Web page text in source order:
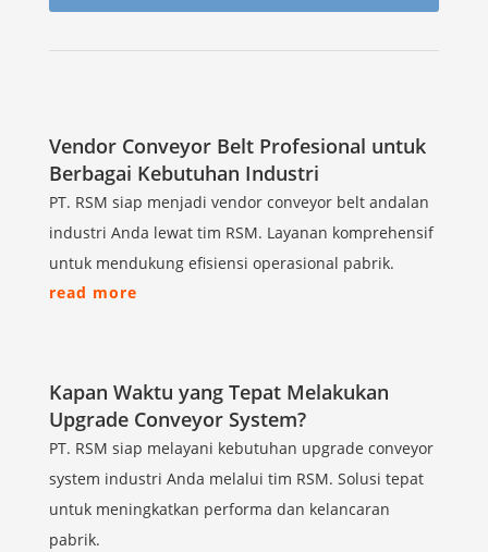
Vendor Conveyor Belt Profesional untuk
Berbagai Kebutuhan Industri
PT. RSM siap menjadi vendor conveyor belt andalan
industri Anda lewat tim RSM. Layanan komprehensif
untuk mendukung efisiensi operasional pabrik.
read more
Kapan Waktu yang Tepat Melakukan
Upgrade Conveyor System?
PT. RSM siap melayani kebutuhan upgrade conveyor
system industri Anda melalui tim RSM. Solusi tepat
untuk meningkatkan performa dan kelancaran
pabrik.